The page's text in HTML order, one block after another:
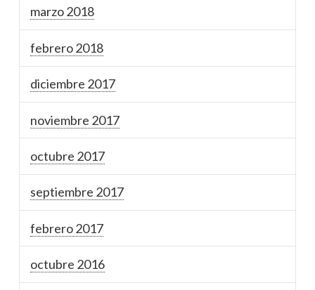
marzo 2018
febrero 2018
diciembre 2017
noviembre 2017
octubre 2017
septiembre 2017
febrero 2017
octubre 2016